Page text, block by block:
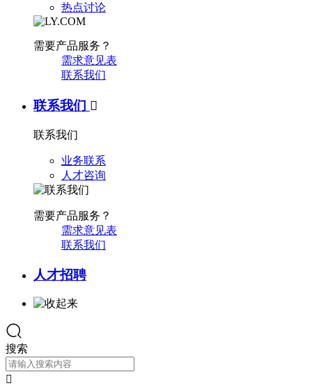
热点讨论
需要产品服务？
需求意见表
联系我们
联系我们 
联系我们
业务联系
人才咨询
需要产品服务？
需求意见表
联系我们
人才招聘
搜索
